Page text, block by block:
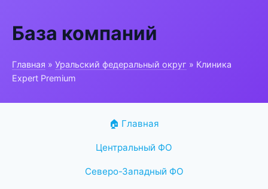
База компаний
Главная » Уральский федеральный округ » Клиника
Expert Premium
🏠 Главная
Центральный ФО
Северо-Западный ФО